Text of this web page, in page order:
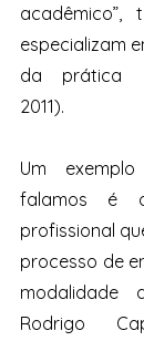
acadêmico”,
especializam
da prática
2011).
Um
falamos é
profissional
processo de
modalidade
Rodrigo